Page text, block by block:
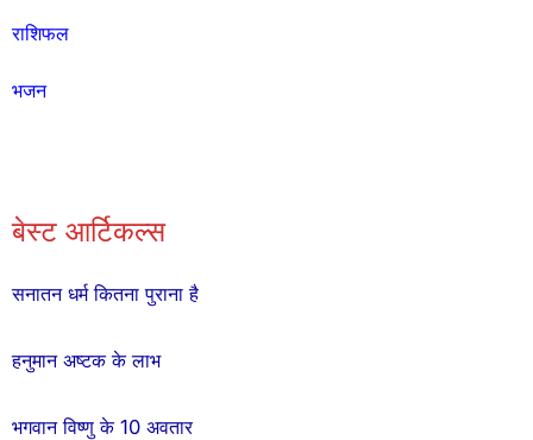
राशिफल
भजन
बेस्ट आर्टिकल्स
सनातन धर्म कितना पुराना है
हनुमान अष्टक के लाभ
भगवान विष्णु के 10 अवतार